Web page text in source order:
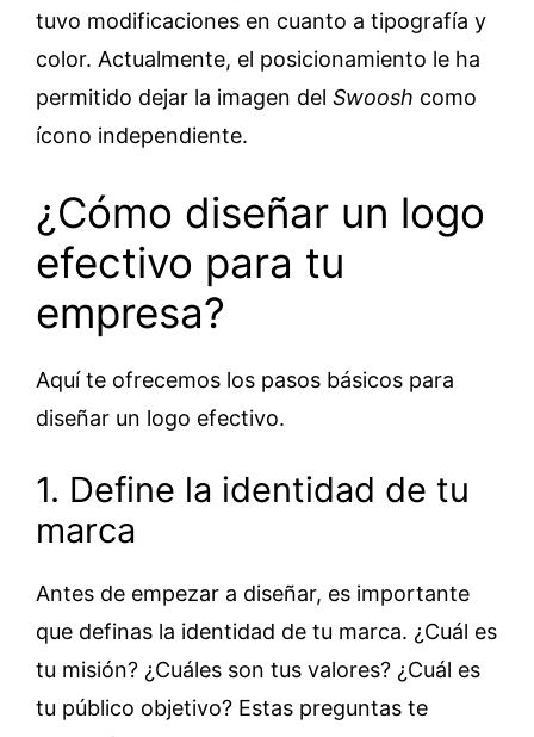
tuvo modificaciones en cuanto a tipografía y
color. Actualmente, el posicionamiento le ha
permitido dejar la imagen del Swoosh como
ícono independiente.
¿Cómo diseñar un logo
efectivo para tu
empresa?
Aquí te ofrecemos los pasos básicos para
diseñar un logo efectivo.
1. Define la identidad de tu
marca
Antes de empezar a diseñar, es importante
que definas la identidad de tu marca. ¿Cuál es
tu misión? ¿Cuáles son tus valores? ¿Cuál es
tu público objetivo? Estas preguntas te